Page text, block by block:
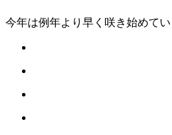
今年は例年より早く咲き始めてい